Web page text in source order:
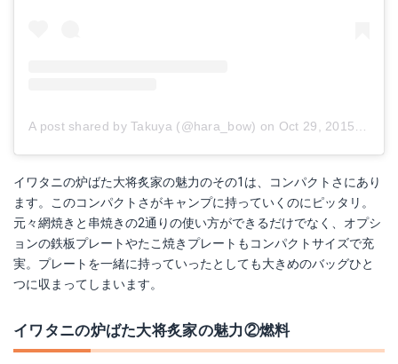
A post shared by Takuya (@hara_bow) on Oct 29, 2015 at 6:14am PDT
イワタニの炉ばた大将炙家の魅力のその1は、コンパクトさにあり
ます。このコンパクトさがキャンプに持っていくのにピッタリ。
元々網焼きと串焼きの2通りの使い方ができるだけでなく、オプシ
ョンの鉄板プレートやたこ焼きプレートもコンパクトサイズで充
実。プレートを一緒に持っていったとしても大きめのバッグひと
つに収まってしまいます。
イワタニの炉ばた大将炙家の魅力②燃料